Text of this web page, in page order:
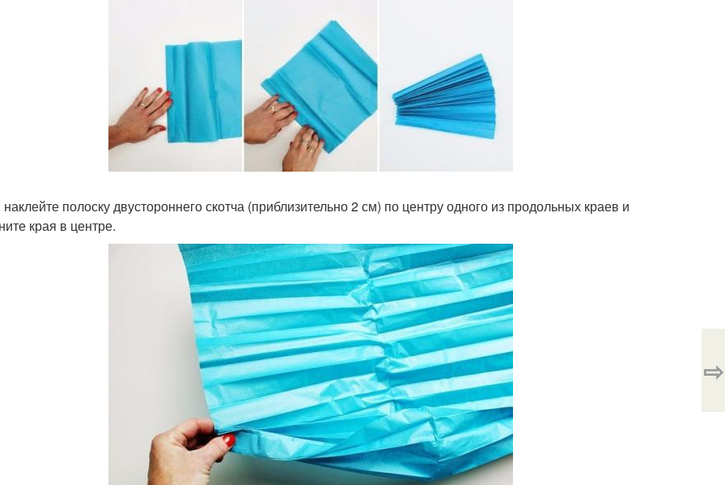
полоску двустороннего скотча (приблизительно 2 см) по центру одного из продольных краев и
края в центре.
⇨